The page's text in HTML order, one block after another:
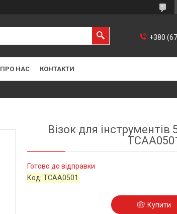
+380
ПРО НАС КОНТАКТИ
Візок для інструментів
Готово до відправки
Код:TCAA0501
Купити